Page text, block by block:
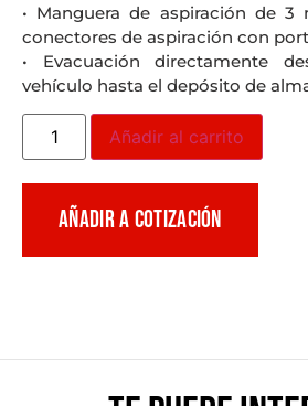
• Manguera de aspiración de
conectores de aspiración con
• Evacuación directamente
vehículo hasta el depósito de
Añadir al carrito
AÑADIR A COTIZACIÓN